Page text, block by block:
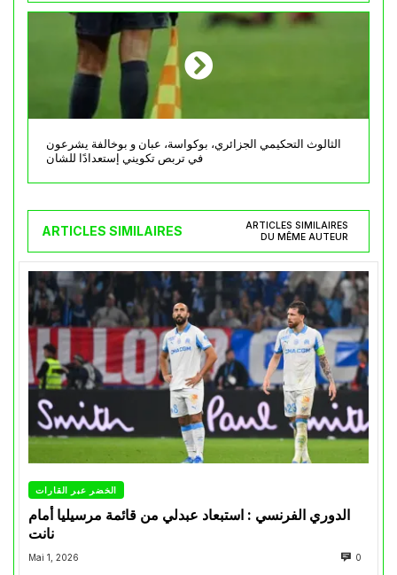
الثالوث التحكيمي الجزائري، بوكواسة، عبان و بوخالفة يشرعون
في تربص تكويني إستعدادًا للشان
ARTICLES SIMILAIRES
ARTICLES SIMILAIRES
DU MÊME AUTEUR
الخضر عبر القارات
الدوري الفرنسي : استبعاد عبدلي من قائمة مرسيليا أمام
نانت
Mai 1, 2026 0